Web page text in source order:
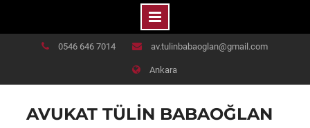
0546 646 7014 av.tulinbabaoglan@gmail.com
Ankara
AVUKAT TÜLIN BABAOĞLAN